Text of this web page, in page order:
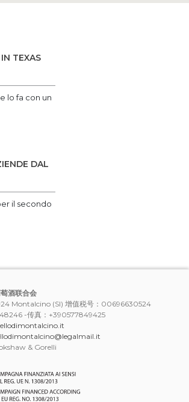
TEXAS
lo fa con un
DAL
il secondo
酒联合会
Montalcino (SI) 增值税号：00696630524
-传真：+390577849425
& Gorelli